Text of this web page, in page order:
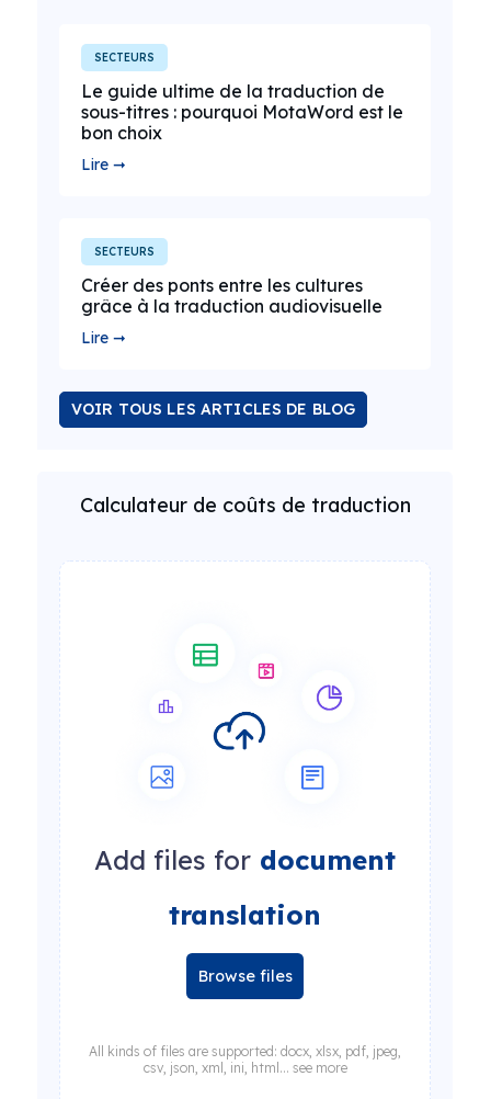
SECTEURS
Le guide ultime de la traduction de
sous-titres : pourquoi MotaWord est le
bon choix
Lire ➞
SECTEURS
Créer des ponts entre les cultures
grâce à la traduction audiovisuelle
Lire ➞
VOIR TOUS LES ARTICLES DE BLOG
Calculateur de coûts de traduction
Add files for document
translation
Browse files
All kinds of files are supported: docx, xlsx, pdf, jpeg,
csv, json, xml, ini, html... see more